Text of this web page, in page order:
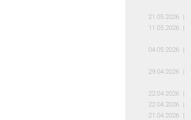
21.05.2026
11.05.2026
04.05.2026
29.04.2026
22.04.2026
22.04.2026
21.04.2026